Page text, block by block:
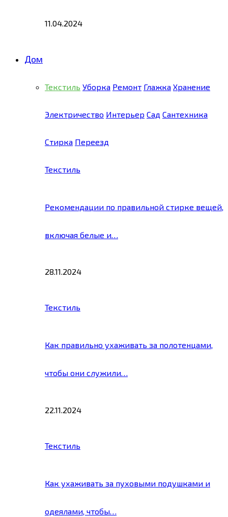
11.04.2024
Дом
Текстиль Уборка Ремонт Глажка Хранение
Электричество Интерьер Сад Сантехника
Стирка Переезд
Текстиль
Рекомендации по правильной стирке вещей,
включая белые и…
28.11.2024
Текстиль
Как правильно ухаживать за полотенцами,
чтобы они служили…
22.11.2024
Текстиль
Как ухаживать за пуховыми подушками и
одеялами, чтобы…